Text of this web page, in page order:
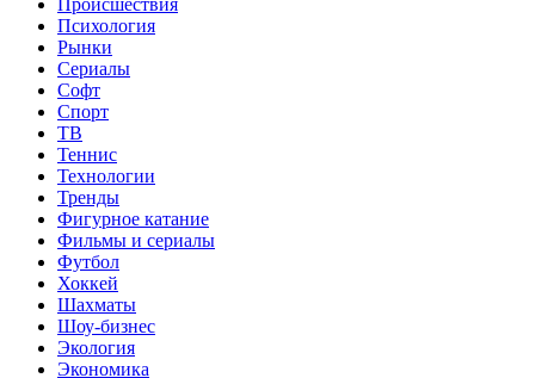
Психология
Рынки
Сериалы
Софт
Спорт
ТВ
Теннис
Технологии
Тренды
Фигурное катание
Фильмы и сериалы
Футбол
Хоккей
Шахматы
Шоу-бизнес
Экология
Экономика